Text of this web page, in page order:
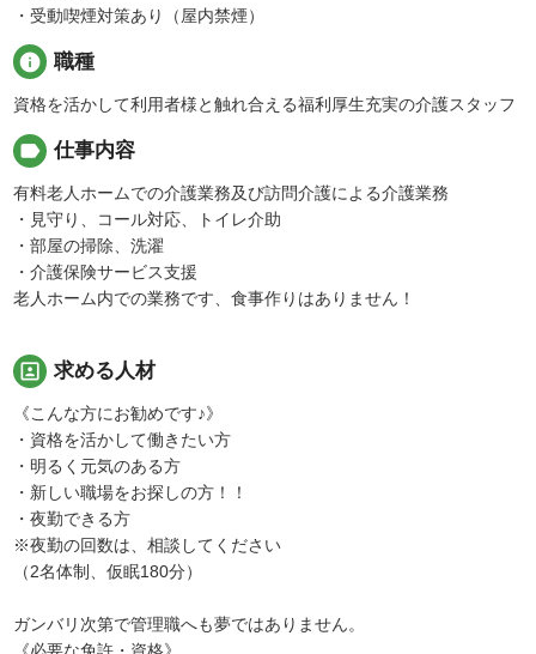
・受動喫煙対策あり（屋内禁煙）
info 職種
資格を活かして利用者様と触れ合える福利厚生充実の介護スタッフ
label 仕事内容
有料老人ホームでの介護業務及び訪問介護による介護業務
・見守り、コール対応、トイレ介助
・部屋の掃除、洗濯
・介護保険サービス支援
老人ホーム内での業務です、食事作りはありません！
portrait 求める人材
《こんな方にお勧めです♪》
・資格を活かして働きたい方
・明るく元気のある方
・新しい職場をお探しの方！！
・夜勤できる方
※夜勤の回数は、相談してください
（2名体制、仮眠180分）
ガンバリ次第で管理職へも夢ではありません。
《必要な免許・資格》